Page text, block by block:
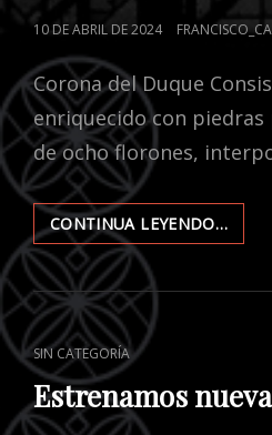
POSTED
ON
10 DE ABRIL DE 2024
Corona del Duque
enriquecido con piedras
de ocho florones,
CONTINUA LEYENDO…
VILLA
CAT
LINKS
SIN CATEGORÍA
Estrenamos